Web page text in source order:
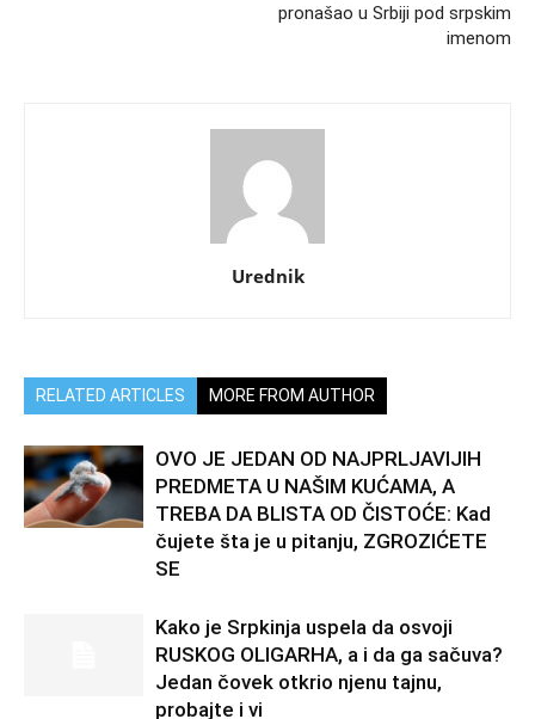
pronašao u Srbiji pod srpskim
imenom
Urednik
RELATED ARTICLES MORE FROM AUTHOR
OVO JE JEDAN OD NAJPRLJAVIJIH
PREDMETA U NAŠIM KUĆAMA, A
TREBA DA BLISTA OD ČISTOĆE: Kad
čujete šta je u pitanju, ZGROZIĆETE
SE
Kako je Srpkinja uspela da osvoji
RUSKOG OLIGARHA, a i da ga sačuva?
Jedan čovek otkrio njenu tajnu,
probajte i vi